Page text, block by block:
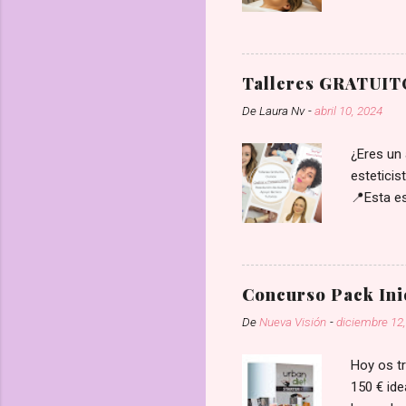
a
i
o
negocio
una
lo que
Talleres
DeLaura Nv -abril 10, 2024
¿Eres
📍Esta
Concurso Pack
DeNueva Visión -diciembre
Hoy os
150 €